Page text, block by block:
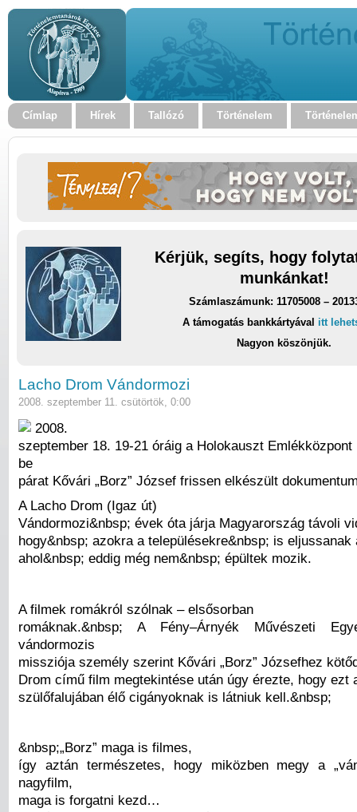
Címlap Hírek Tallózó Történelem
Kérjük, segíts, hogy
munkánkat!
Számlaszámunk: 11705008 –
A támogatás bankkártyával itt
Nagyon köszönjük.
Lacho Drom Vándormozi
2008. szeptember 11. csütörtök, 0:00
2008.
szeptember 18. 19-21 óráig a Holokauszt
be
párat Kővári „Borz” József frissen elkészült
A Lacho Drom (Igaz út)
Vándormozi&nbsp; évek óta járja Magyarország távoli
hogy&nbsp; azokra a településekre&nbsp; is eljussanak
ahol&nbsp; eddig még nem&nbsp; épültek mozik.
A filmek romákról szólnak – elsősorban
romáknak.&nbsp; A Fény–Árnyék Művészeti
vándormozis
missziója személy szerint Kővári „Borz” Józsefhez
Drom című film megtekintése után úgy érezte, hogy ezt
szülőfalujában élő cigányoknak is látniuk kell.&nbsp;
&nbsp;„Borz” maga is filmes,
így aztán természetes, hogy miközben megy a
nagyfilm,
maga is forgatni kezd…